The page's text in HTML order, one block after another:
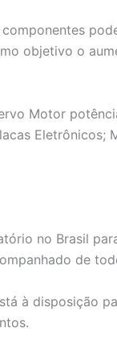
objetivo o
Motor
no Brasil
de
à disposição